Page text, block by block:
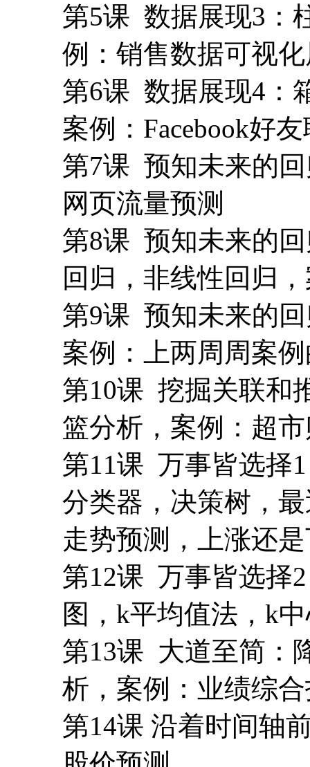
第5课 数据展现3：
例：销售数据可视
第6课 数据展现4：
案例：Facebook好
第7课 预知未来的
网页流量预测
第8课 预知未来的
回归，非线性回归
第9课 预知未来的
案例：上两周周案
第10课 挖掘关联和
篮分析，案例：超
第11课 万事皆选择
分类器，决策树，
走势预测，上涨还
第12课 万事皆选择
图，k平均值法，k
第13课 大道至简：
析，案例：业绩综
第14课 沿着时间轴